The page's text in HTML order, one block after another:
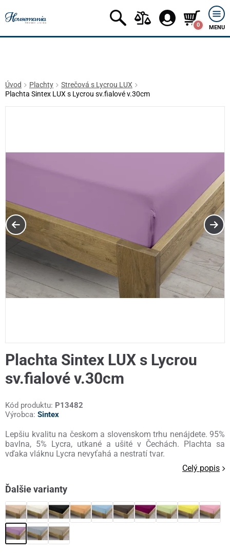
0 MENU
Úvod Plachty
Strečová s Lycrou LUX
Plachta Sintex LUX s Lycrou sv.fialové v.30cm
Plachta Sintex LUX s Lycrou
sv.fialové v.30cm
Kód produktu: P13482
Výrobca: Sintex
Lepšiu kvalitu na českom a slovenskom trhu nenájdete. 95%
bavlna, 5% Lycra, utkané a ušité v Čechách. Plachta sa
vďaka vláknu Lycra nevyťahá a nestratí tvar.
Celý popis
Ďalšie varianty